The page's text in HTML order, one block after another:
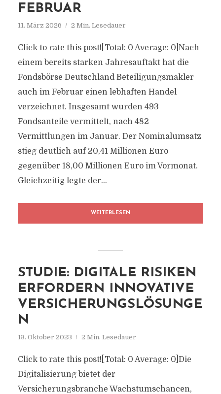
FEBRUAR
11. März 2026 2 Min. Lesedauer
Click to rate this post![Total: 0 Average: 0]Nach
einem bereits starken Jahresauftakt hat die
Fondsbörse Deutschland Beteiligungsmakler
auch im Februar einen lebhaften Handel
verzeichnet. Insgesamt wurden 493
Fondsanteile vermittelt, nach 482
Vermittlungen im Januar. Der Nominalumsatz
stieg deutlich auf 20,41 Millionen Euro
gegenüber 18,00 Millionen Euro im Vormonat.
Gleichzeitig legte der...
WEITERLESEN
STUDIE: DIGITALE RISIKEN
ERFORDERN INNOVATIVE
VERSICHERUNGSLÖSUNGE
N
13. Oktober 2023 2 Min. Lesedauer
Click to rate this post![Total: 0 Average: 0]Die
Digitalisierung bietet der
Versicherungsbranche Wachstumschancen,